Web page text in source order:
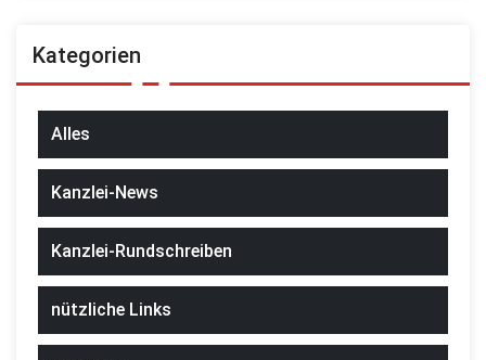
Kategorien
Alles
Kanzlei-News
Kanzlei-Rundschreiben
nützliche Links